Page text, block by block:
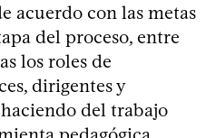
acuerdo con las metas
del proceso, entre
los roles de
dirigentes y
del trabajo